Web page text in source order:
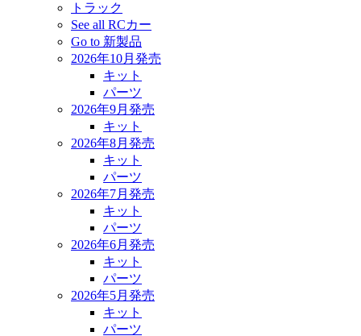
トラック
See all RCカー
Go to 新製品
2026年10月発売
キット
パーツ
2026年9月発売
キット
2026年8月発売
キット
パーツ
2026年7月発売
キット
パーツ
2026年6月発売
キット
パーツ
2026年5月発売
キット
パーツ